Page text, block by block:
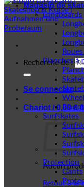
Recherche de :
Se connecter
Chariot /0,00€ 0
Aucun
Retour à la
Magasin de
Longboards
Planches à
Surfskates
Protection
Gants